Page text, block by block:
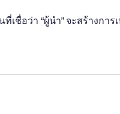
ที่เชื่อว่า “ผู้นำ” จะสร้างก